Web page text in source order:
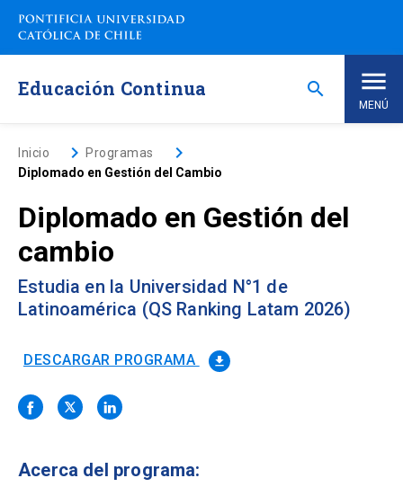
Saltar
contenido
Educación Continua search
MENÚ
Inicio
Programas de Estudio
Programas Corporativos
Noticias
Solicitud Certificados
en
enlace
Inicio keyboard_arrow_rightProgramas keyboard_arrow_right
Diplomado en Gestión del Cambio
Diplomado en Gestión del
cambio
Estudia en la Universidad N°1 de
Latinoamérica (QS Ranking Latam 2026)
DESCARGAR PROGRAMA file_download
Acerca del programa: